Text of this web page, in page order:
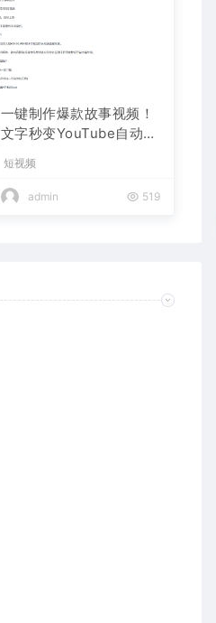
一键制作爆款故事视频！
文字秒变YouTube自动发
短视频
admin 519